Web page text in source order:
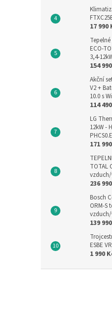
17 990
ECO-
3,4-
154
Akční
V2 +
10.0 s
114
LG
12kW -
171
TOTAL
236
Bosch
ORM-S
139
ESBE
1 990